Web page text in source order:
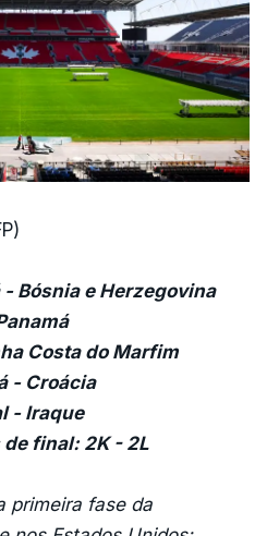
Bósnia e Herzegovina
Costa do Marfim
- Croácia
- Iraque
de final: 2K - 2L
primeira fase da